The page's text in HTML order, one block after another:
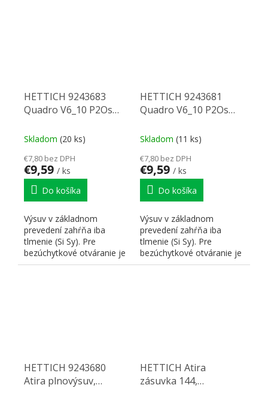
HETTICH 9243683
Quadro V6_10 P2Os
Skladom (20 ks)
€7,80 bez DPH
€9,59 / ks
Do košíka
Výsuv v základnom
prevedení zahŕňa iba
tlmenie (Si Sy). Pre
bezúchytkové otváranie je
nutné doplniť
HETTICH 9243681
Quadro V6_10 P2Os
Skladom (11 ks)
€7,80 bez DPH
€9,59 / ks
Do košíka
Výsuv v základnom
prevedení zahŕňa iba
tlmenie (Si Sy). Pre
bezúchytkové otváranie je
nutné doplniť
HETTICH 9243680
Atira plnovýsuv,
HETTICH Atira
zásuvka 144,